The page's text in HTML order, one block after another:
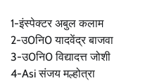
1-इंस्पेक्टर अबुल कलाम
2-उ0नि0 यादवेंद्र बाजवा
3-उ0नि0 विद्यादत्त जोशी
4-Asi संजय मल्होत्रा